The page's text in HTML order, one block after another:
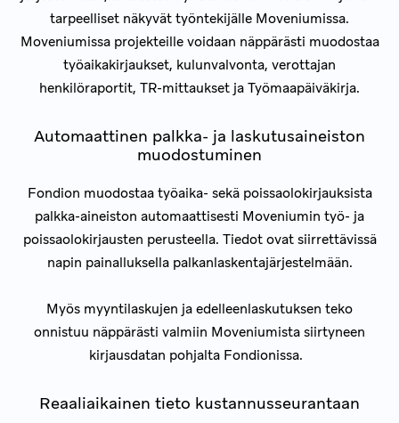
tarpeelliset näkyvät työntekijälle Moveniumissa.
Moveniumissa projekteille voidaan näppärästi muodostaa
työaikakirjaukset, kulunvalvonta, verottajan
henkilöraportit, TR-mittaukset ja Työmaapäiväkirja.
Automaattinen palkka- ja laskutusaineiston
muodostuminen
Fondion muodostaa työaika- sekä poissaolokirjauksista
palkka-aineiston automaattisesti Moveniumin työ- ja
poissaolokirjausten perusteella. Tiedot ovat siirrettävissä
napin painalluksella palkanlaskentajärjestelmään.
Myös myyntilaskujen ja edelleenlaskutuksen teko
onnistuu näppärästi valmiin Moveniumista siirtyneen
kirjausdatan pohjalta Fondionissa.
Reaaliaikainen tieto kustannusseurantaan